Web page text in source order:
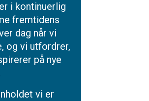
i kontinuerlig
fremtidens
dag når vi
og vi utfordrer,
på nye
vi er